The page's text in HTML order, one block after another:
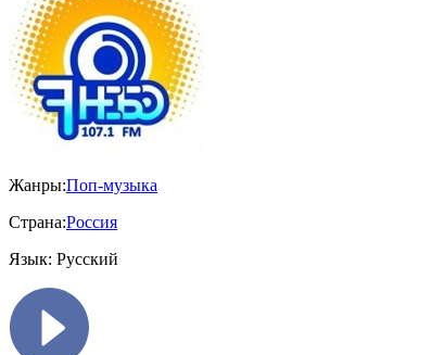
Жанры:Поп-музыка
Страна:Россия
Язык: Русский